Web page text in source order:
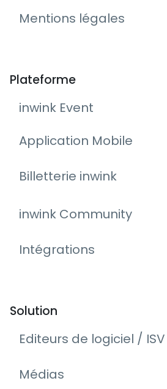
Mentions légales
Plateforme
inwink Event
Application Mobile
Billetterie inwink
inwink Community
Intégrations
Solution
Editeurs de logiciel / ISV
Médias